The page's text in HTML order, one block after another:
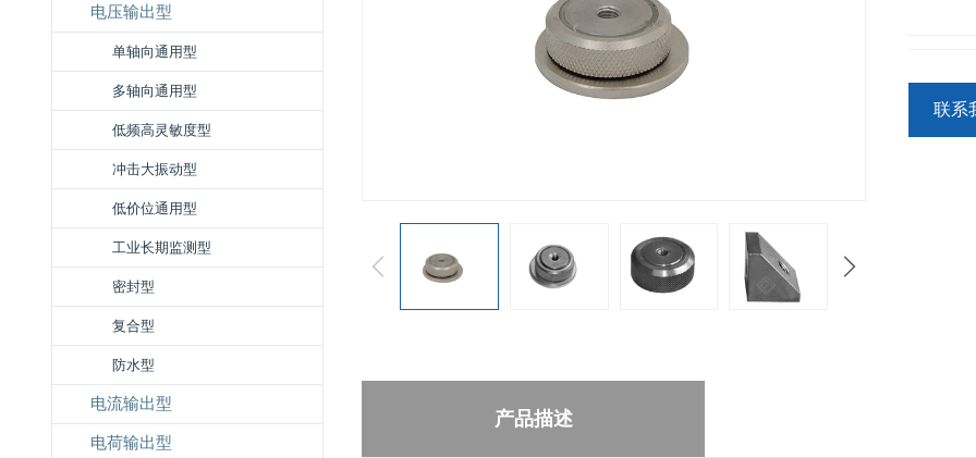
电压输出型
单轴向通用型
多轴向通用型
低频高灵敏度型
冲击大振动型
低价位通用型
工业长期监测型
密封型
复合型
防水型
电流输出型
电荷输出型
联系
产品描述